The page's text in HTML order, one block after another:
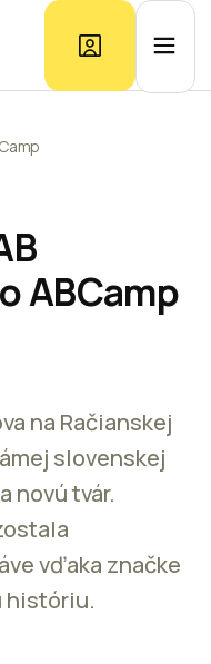
Ponuka kancelárií
trhu
Kontakt
ABCamp
na Račianskej
slovenskej
novú tvár.
vďaka značke
históriu.